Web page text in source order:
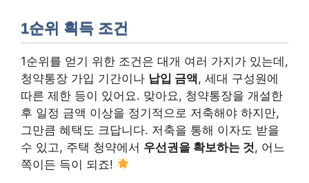
1순위 획득 조건
1순위를 얻기 위한 조건은 대개 여러 가지가 있는데,
청약통장 가입 기간이나 납입 금액, 세대 구성원에
따른 제한 등이 있어요. 맞아요, 청약통장을 개설한
후 일정 금액 이상을 정기적으로 저축해야 하지만,
그만큼 혜택도 크답니다. 저축을 통해 이자도 받을
수 있고, 주택 청약에서 우선권을 확보하는 것, 어느
쪽이든 득이 되죠!